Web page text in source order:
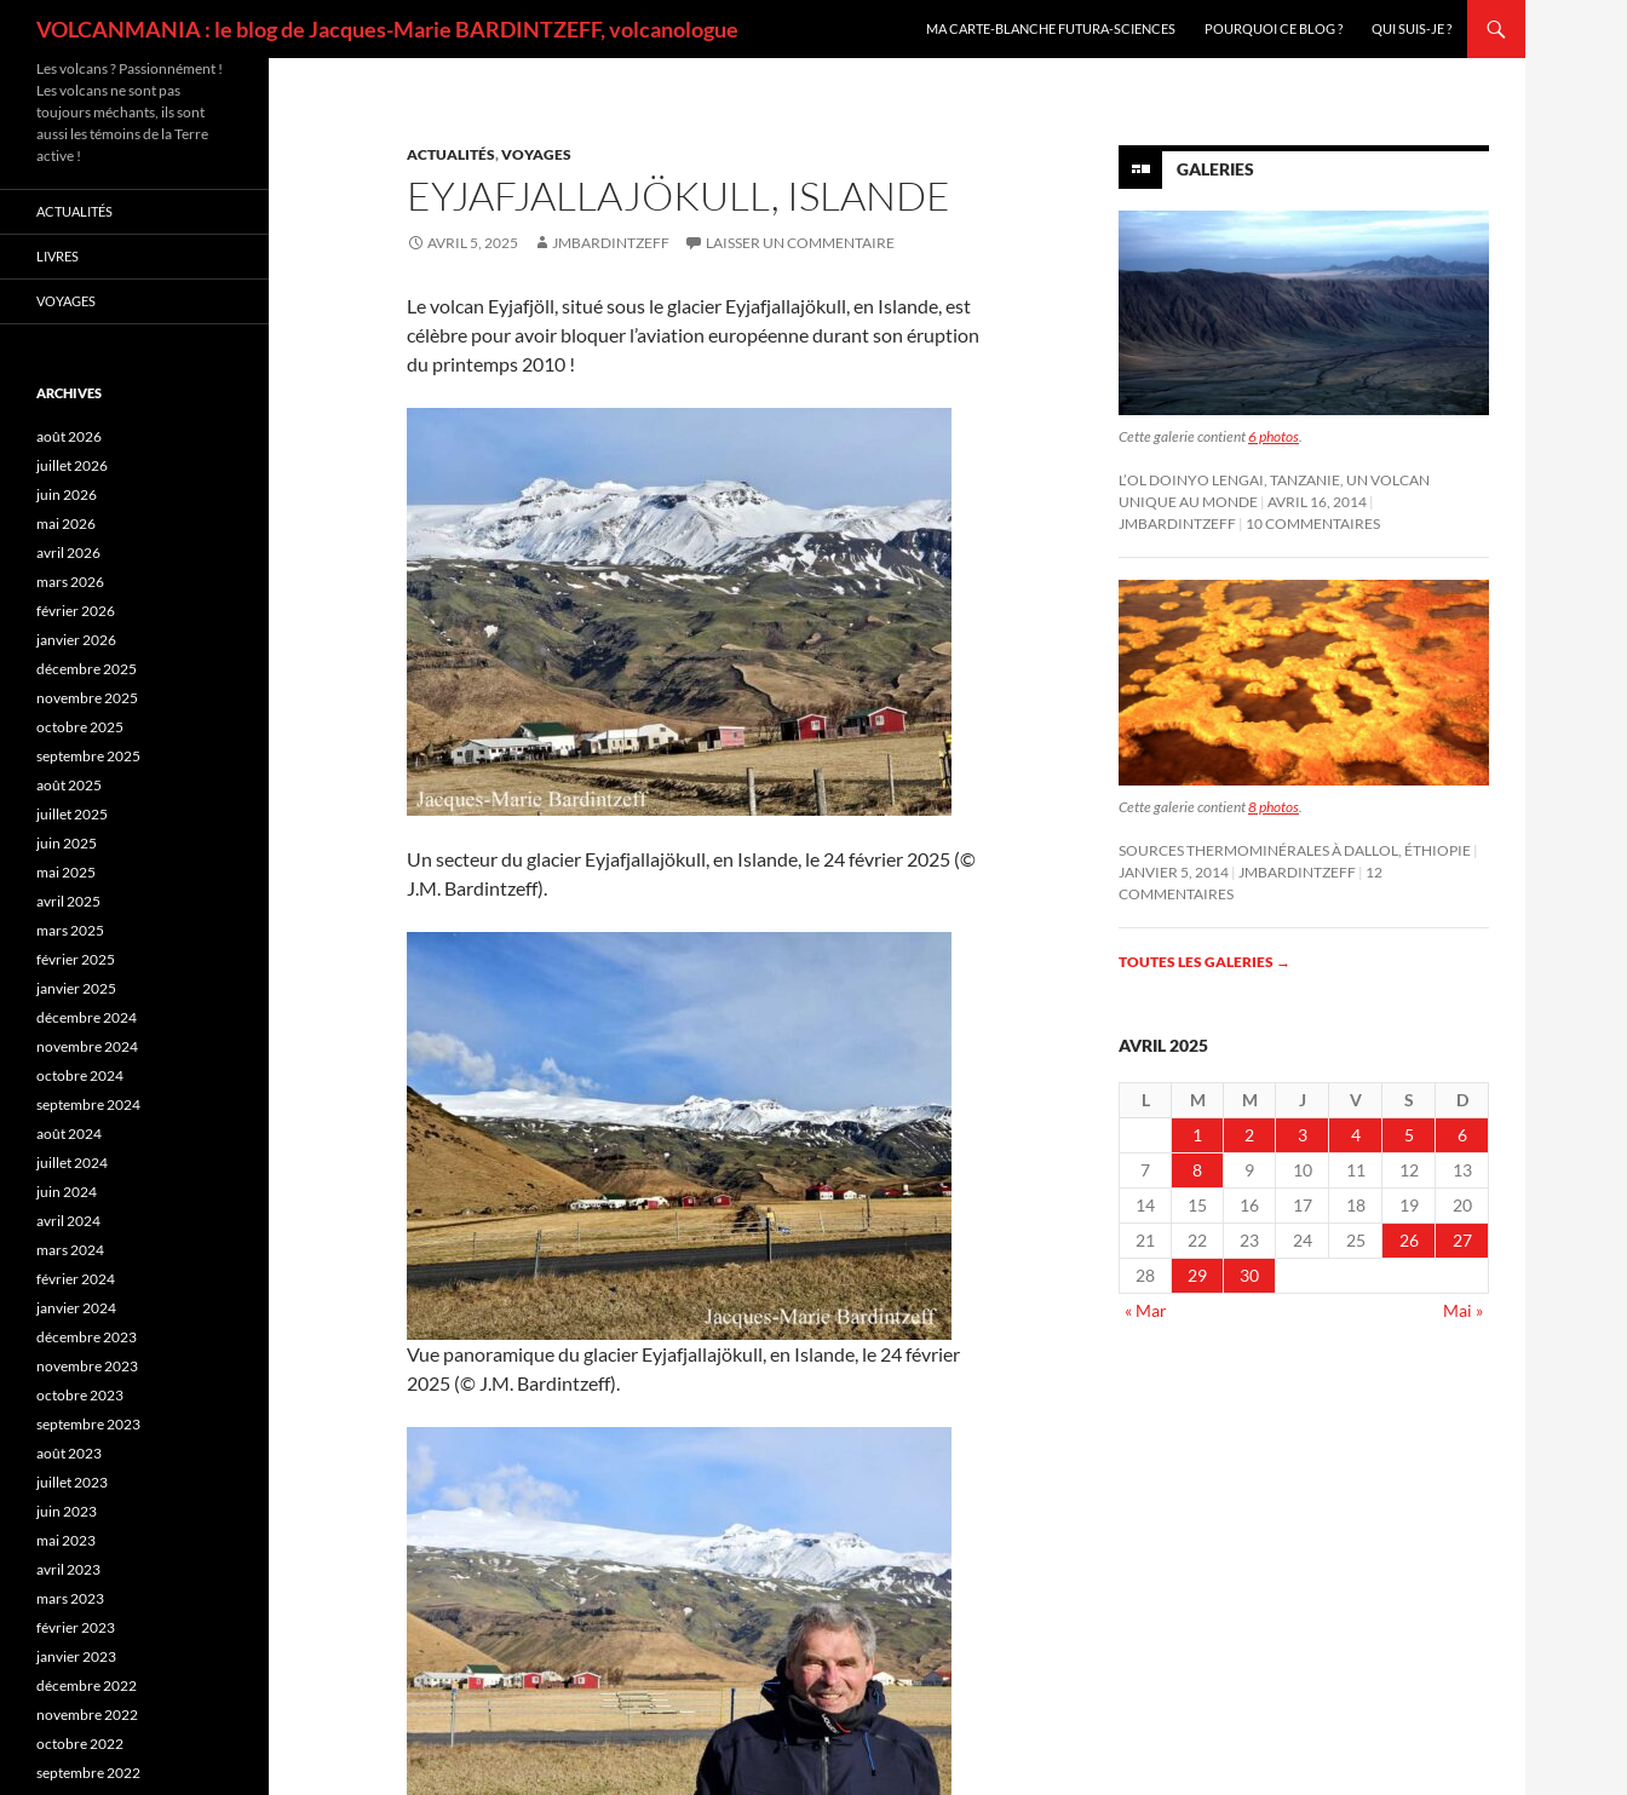
VOLCANMANIA : le blog de Jacques-Marie BARDINTZEFF, volcanologue
MA CARTE-BLANCHE FUTURA-SCIENCES
POURQUOI CE BLOG ? QUI SUIS-JE ?
ACTUALITÉS,VOYAGES
EYJAFJALLAJÖKULL, ISLANDE
AVRIL 5, 2025 JMBARDINTZEFF LAISSER UN COMMENTAIRE
Le volcan Eyjafjöll, situé sous le glacier Eyjafjallajökull, en Islande, est
célèbre pour avoir bloquer l’aviation européenne durant son éruption
du printemps 2010 !
Un secteur du glacier Eyjafjallajökull, en Islande, le 24 février 2025 (©
J.M. Bardintzeff).
Vue panoramique du glacier Eyjafjallajökull, en Islande, le 24 février
2025 (© J.M. Bardintzeff).
GALERIES
Cette galerie contient6 photos.
L’OL DOINYO LENGAI, TANZANIE, UN VOLCAN
UNIQUE AU MONDE AVRIL 16, 2014
JMBARDINTZEFF 10 COMMENTAIRES
Cette galerie contient8 photos
SOURCES THERMOMINÉRALES À DALLOL, ÉTHIOPIE
JANVIER 5, 2014
JMBARDINTZEFF 12
COMMENTAIRES
TOUTES LES GALERIES →
AVRIL 2025
L M M J V S
D
1
2 3 4 5
6
7
8 9 10 11 12
13
14
15 16 17 18 19
20
21
22 23 24 25 26
27
28
29
30
« Mar
Mai »
Les volcans ? Passionnément !
Les volcans ne sont pas
toujours méchants, ils sont
aussi les témoins de la Terre
active !
ACTUALITÉS
LIVRES
VOYAGES
ARCHIVES
août 2026
juillet 2026
juin 2026
mai 2026
avril 2026
mars 2026
février 2026
janvier 2026
décembre 2025
novembre 2025
octobre 2025
septembre 2025
août 2025
juillet 2025
juin 2025
mai 2025
avril 2025
mars 2025
février 2025
janvier 2025
décembre 2024
novembre 2024
octobre 2024
septembre 2024
août 2024
juillet 2024
juin 2024
avril 2024
mars 2024
février 2024
janvier 2024
décembre 2023
novembre 2023
octobre 2023
septembre 2023
août 2023
juillet 2023
juin 2023
mai 2023
avril 2023
mars 2023
février 2023
janvier 2023
décembre 2022
novembre 2022
octobre 2022
septembre 2022